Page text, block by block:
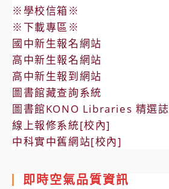
※學校信箱※
※下載專區※
國中新生報名網站
高中新生報名網站
高中新生報到網站
圖書館藏查詢系統
圖書館KONO Libraries 精選誌
線上報修系統[校內]
中科實中舊網站[校內]
即時空氣品質資訊